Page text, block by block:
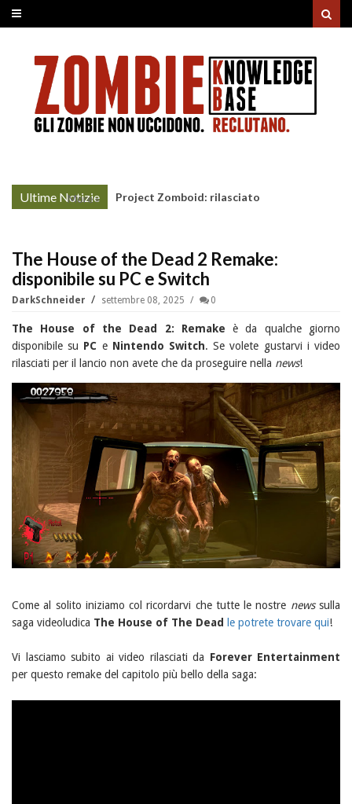
Ultime Notizie
More »
Project Zomboid: rilasciato
The House of the Dead 2 Remake:
disponibile su PC e Switch
DarkSchneider settembre 08, 2025 0
The House of the Dead 2: Remake è da qualche giorno
disponibile su PC e Nintendo Switch. Se volete gustarvi i video
rilasciati per il lancio non avete che da proseguire nella news!
Come al solito iniziamo col ricordarvi che tutte le nostre newssulla
saga videoludica The House of The Dead le potrete trovare qui!
Vi lasciamo subito ai video rilasciati da Forever Entertainment
per questo remake del capitolo più bello della saga: